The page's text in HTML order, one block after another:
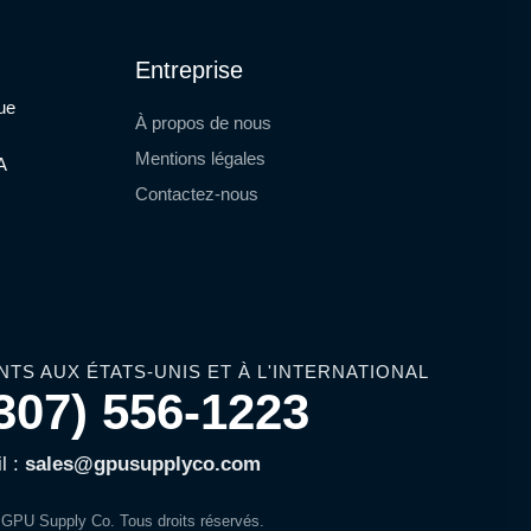
Entreprise
À propos de nous
Mentions légales
Contactez-nous
AUX ÉTATS-UNIS ET À L'INTERNATIONAL
556-1223
: sales@gpusupplyco.com
Supply Co. Tous droits réservés.